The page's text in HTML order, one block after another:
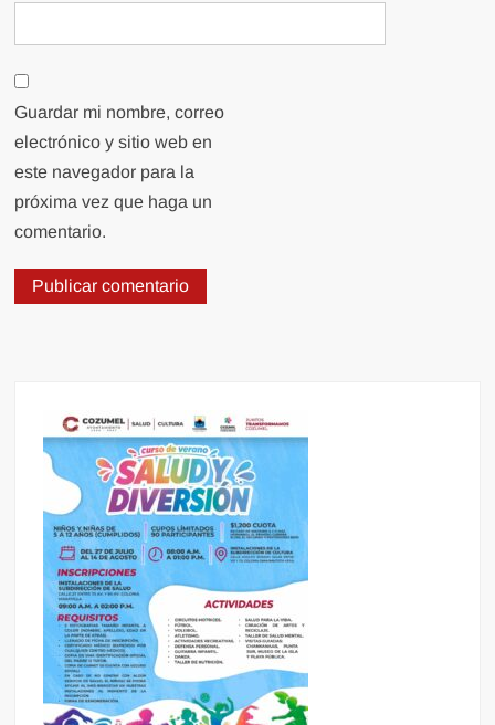
Guardar mi nombre, correo
electrónico y sitio web en
este navegador para la
próxima vez que haga un
comentario.